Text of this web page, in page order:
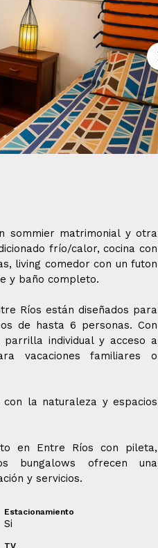
sommier matrimonial y otra
frío/calor, cocina con
living comedor con un futon
y baño completo.
Ríos están diseñados para
de hasta 6 personas. Con
parrilla individual y acceso a
vacaciones familiares o
la naturaleza y espacios
en Entre Ríos con pileta,
bungalows ofrecen una
y servicios.
Estacionamiento
Si
TV